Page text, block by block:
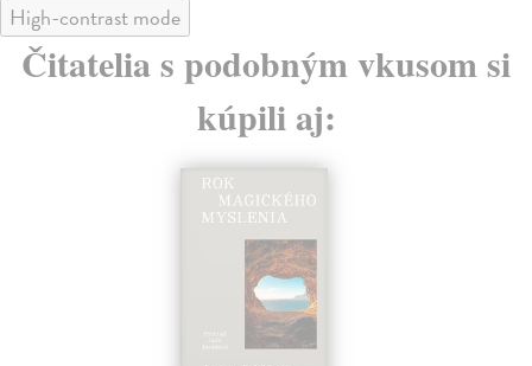
High-contrast mode
Čitatelia s podobným vkusom si
kúpili aj: